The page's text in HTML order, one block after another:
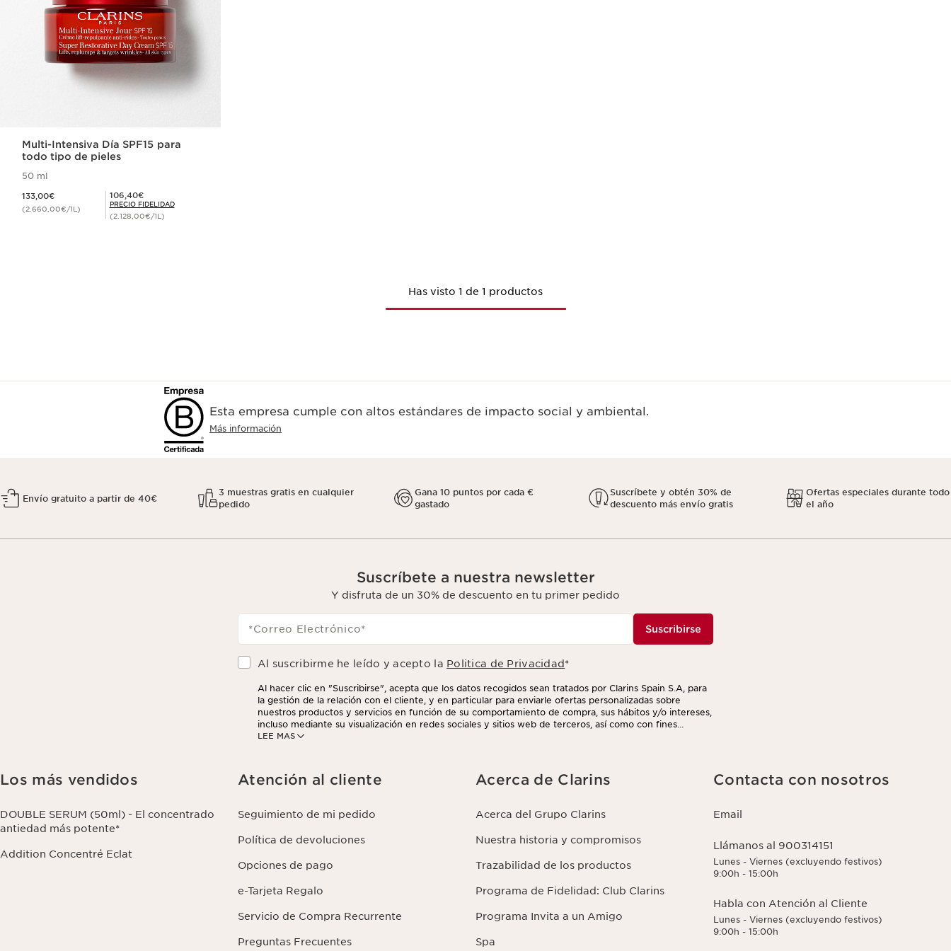
Multi-Intensiva Día SPF15 para
todo tipo de pieles
50 ml
133,00€
(2.660,00€/1L)
Precio Fidelidad 106,40€
106,40€
PRECIO FIDELIDAD
(2.128,00€/1L)
Has visto 1 de 1 productos
Esta empresa cumple con altos estándares de impacto social y ambiental.
Más información
Envío gratuito a partir de 40€
3 muestras gratis en cualquier
pedido
Gana 10 puntos por cada €
gastado
Suscríbete y obtén 30% de
descuento más envío gratis
Ofertas especiales durante todo
el año
Suscríbete a nuestra newsletter
Y disfruta de un 30% de descuento en tu primer pedido
*Correo Electrónico* Suscribirse
Al suscribirme he leído y acepto la Politica de Privacidad*
LEE MAS
Al hacer clic en "Suscribirse", acepta que los datos recogidos sean tratados por Clarins Spain S.A, para
la gestión de la relación con el cliente, y en particular para enviarle ofertas personalizadas sobre
nuestros productos y servicios en función de su comportamiento de compra, sus hábitos y/o intereses,
incluso mediante su visualización en redes sociales y sitios web de terceros, así como con fines
analíticos. Puede retirar su consentimiento en cualquier momento haciendo click en el enlace para
Los más vendidos
DOUBLE SERUM (50ml) - El concentrado
antiedad más potente*
Addition Concentré Eclat
Atención al cliente
Seguimiento de mi pedido
Política de devoluciones
Opciones de pago
e-Tarjeta Regalo
Servicio de Compra Recurrente
Preguntas Frecuentes
Acerca de Clarins
Acerca del Grupo Clarins
Nuestra historia y compromisos
Trazabilidad de los productos
Programa de Fidelidad: Club Clarins
Programa Invita a un Amigo
Spa
Contacta con nosotros
Email
Llámanos al 900314151
Lunes - Viernes (excluyendo festivos)
9:00h - 15:00h
Habla con Atención al Cliente
Lunes - Viernes (excluyendo festivos)
9:00h - 15:00h